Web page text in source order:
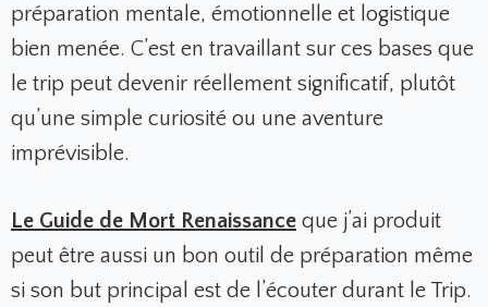
préparation mentale, émotionnelle et logistique
bien menée. C’est en travaillant sur ces bases que
le trip peut devenir réellement significatif, plutôt
qu’une simple curiosité ou une aventure
imprévisible.
Le Guide de Mort Renaissance que j’ai produit
peut être aussi un bon outil de préparation même
si son but principal est de l’écouter durant le Trip.